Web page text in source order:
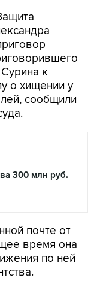
к
о хищении у
сообщили
300 млн руб.
почте от
время она
по ней